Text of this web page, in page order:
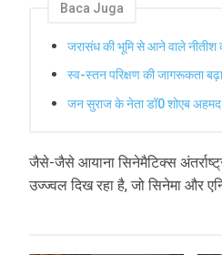
Baca Juga
जरासंध की भूमि से आने वाले नीतीश
स्व-स्तन परिक्षण की जागरूकता
जन सुराज के नेता डॉ0 शोएब अहमद
जैसे-जैसे आयाना सिनेमैटिक्स
उज्ज्वल दिख रहा है, जो सिनेमा और